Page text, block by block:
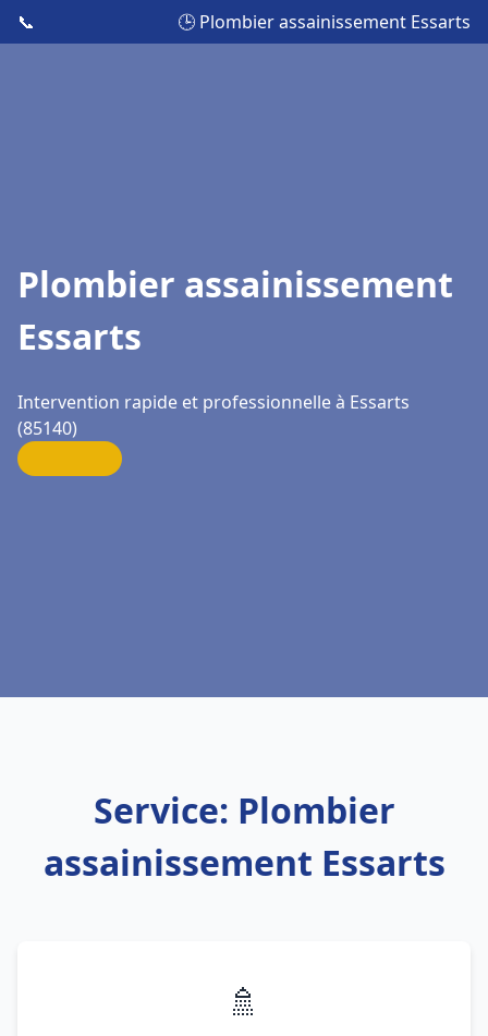
📞 🕒 Plombier assainissement Essarts
Plombier assainissement
Essarts
Intervention rapide et professionnelle à Essarts
(85140)
Service: Plombier
assainissement Essarts
🚿